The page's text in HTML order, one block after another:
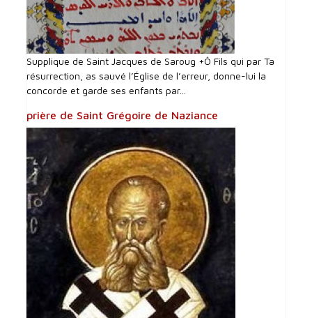
Supplique de Saint Jacques de Saroug +Ô Fils qui par Ta
résurrection, as sauvé l’Église de l’erreur, donne-lui la
concorde et garde ses enfants par...
prière de Saint Grégoire de Naziance